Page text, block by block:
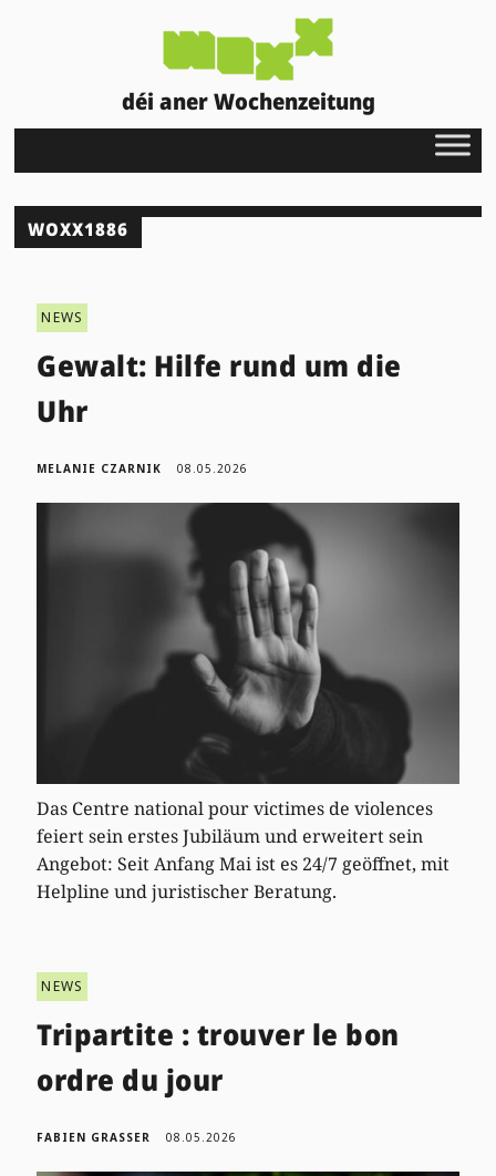
déi aner Wochenzeitung
WOXX1886
NEWS
Gewalt: Hilfe rund um die
Uhr
MELANIE CZARNIK 08.05.2026
Das Centre national pour victimes de violences
feiert sein erstes Jubiläum und erweitert sein
Angebot: Seit Anfang Mai ist es 24/7 geöffnet, mit
Helpline und juristischer Beratung.
NEWS
Tripartite : trouver le bon
ordre du jour
FABIEN GRASSER 08.05.2026